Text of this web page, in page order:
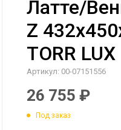
Латте/
Z
TORR LUX
Артикул: 00-07151556
26 755 ₽
Под заказ